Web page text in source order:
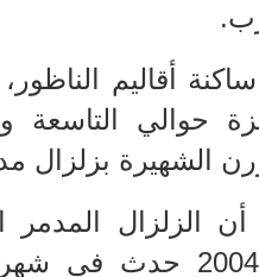
أقاليم
الشهيرة بزلزال مدمر
أن الزلزال